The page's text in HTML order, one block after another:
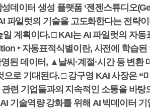
데이터 생성 플랫폼 ‘젠젠스튜디오
일럿의 기술을 고도화한다는 전략
계획이다. □ KAI는 AI 파일럿의 자
‣ 자동표적식별이란, 사전에 학습
된 데이터, ▲날씨·계절·시간 등 변
로 기대된다. □ 강구영 KAI 사장은
련 기업들과의 지속적인 소통을 바
기술역량 강화를 위해 AI 빅데이터